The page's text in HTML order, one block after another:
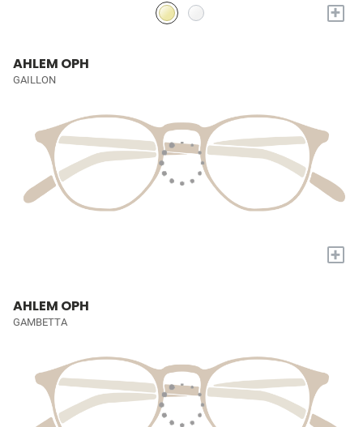
+
AHLEM OPH
GAILLON
+
AHLEM OPH
GAMBETTA